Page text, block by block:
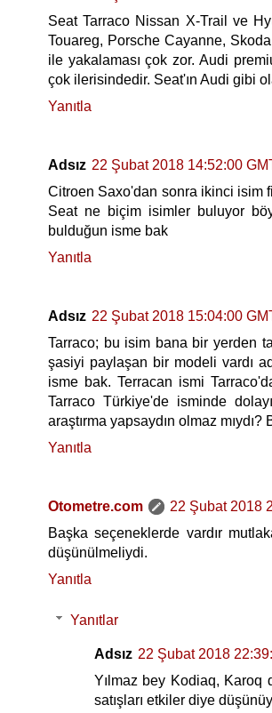
Seat Tarraco Nissan X-Trail ve
Touareg, Porsche Cayanne,
ile yakalaması çok zor. Audi
çok ilerisindedir. Seat'ın Audi gibi
Yanıtla
Adsız 22 Şubat 2018 14:52:00
Citroen Saxo'dan sonra ikinci isim
Seat ne biçim isimler buluyor
bulduğun isme bak
Yanıtla
Adsız 22 Şubat 2018 15:04:00
Tarraco; bu isim bana bir yerden
şasiyi paylaşan bir modeli vardı
isme bak. Terracan ismi
Tarraco Türkiye'de isminde
araştırma yapsaydın olmaz
Yanıtla
Otometre.com
22 Şubat 2018
Başka seçeneklerde vardır
düşünülmeliydi.
Yanıtla
Yanıtlar
Adsız 22 Şubat 2018
Yılmaz bey Kodiaq, Karoq
satışları etkiler diye